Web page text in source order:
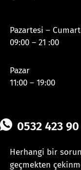
Pazartesi –
09:00 – 21 :00
Pazar
11:00 – 19:00
0532 423
Herhangi bir
geçmekten